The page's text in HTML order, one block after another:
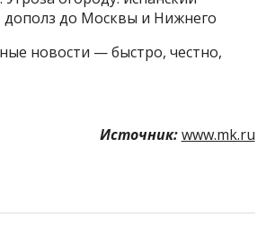
дополз до Москвы и Нижнего
новости — быстро, честно,
Источник: www.mk.ru